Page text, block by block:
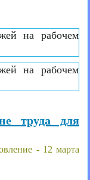
труда для
- 12 марта